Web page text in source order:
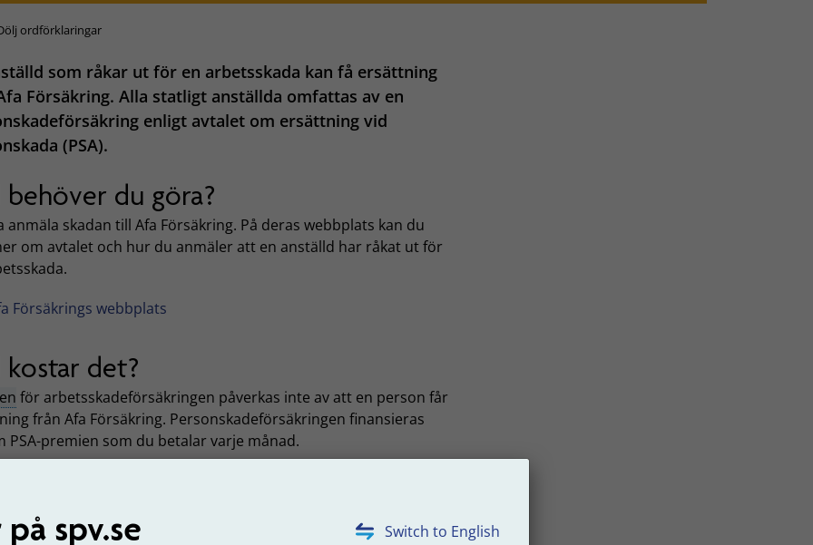
Switch to English
spv.se
ordförklaringar
som råkar ut för en arbetsskada kan få ersättning
Försäkring. Alla statligt anställda omfattas av en
enligt avtalet om ersättning vid
(PSA).
behöver du göra?
anmäla skadan till Afa Försäkring. På deras webbplats kan du
om avtalet och hur du anmäler att en anställd har råkat ut för
Försäkrings webbplats
kostar det?
för arbetsskadeförsäkringen påverkas inte av att en person får
från Afa Försäkring. Personskadeförsäkringen finansieras
PSA-premien som du betalar varje månad.
leder till att den anställda blir långvarigt sjuk är det